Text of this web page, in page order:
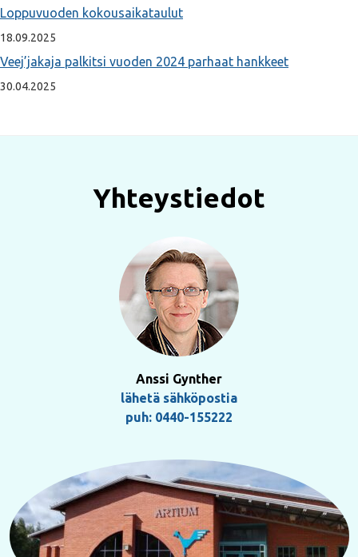
Loppuvuoden kokousaikataulut
18.09.2025
Veej’jakaja palkitsi vuoden 2024 parhaat hankkeet
30.04.2025
Yhteystiedot
Anssi Gynther
lähetä sähköpostia
puh: 0440-155222